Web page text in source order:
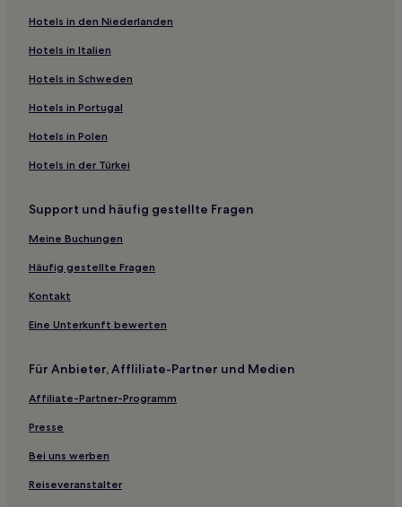
Hotels mit Parkplatz in Sandringham
Hotels mit Pool nahe Half Moon Beach
Hotels mit Parkplatz in Sanctuary Lakes
Luxus in Great Ocean Road
Familien nahe East End Theatre District
Hotels mit Pool in Torquay
Hotels mit Küchenzeile in Rosebud
Hotels mit Parkplatz in Parkville
Haustierfreundliche in Daylesford
Business in Daylesford
Familien in Daylesford
Hotels mit Küchenzeile in Dromana
Hotels mit Parkplatz in Moonee Ponds
Haustierfreundliche in Melbourne
Lgbtqia-Freundliche in Melbourne
Hotels mit Casino in Melbourne
Hotels in den Niederlanden
Hotels in Italien
Hotels in Schweden
Hotels in Portugal
Hotels in Polen
Hotels in der Türkei
Support und häufig gestellte Fragen
Meine Buchungen
Häufig gestellte Fragen
Kontakt
Eine Unterkunft bewerten
Für Anbieter, Affliliate-Partner und Medien
Affiliate-Partner-Programm
Presse
Bei uns werben
Reiseveranstalter